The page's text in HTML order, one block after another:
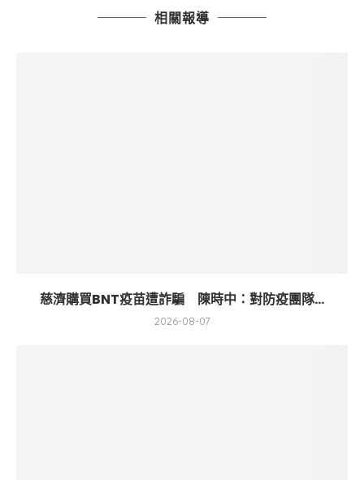
相關報導
慈濟購買BNT疫苗遭詐騙 陳時中：對防疫團隊...
2026-08-07